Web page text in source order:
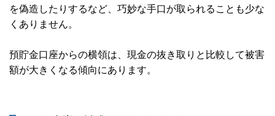
を偽造したりするなど、巧妙な手口が取られることも少な
くありません。
預貯金口座からの横領は、現金の抜き取りと比較して被害
額が大きくなる傾向にあります。